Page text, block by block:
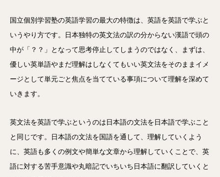
国立個別学習塾の英語学習の最大の特徴は、英語を英語で学ぶと
いうやり方です。日本独特の英文法の訳の分からない漢語で頭の
中が「？？」となって思考停止してしまうのではなく、まずは、
優しい英単語やまだ理解はしなくてもいい英文法をそのままイメ
ージとして単元ごと焦点を当てている事項について理解を深めて
いきます。
英文法を英語で学ぶというのは日本語の文法を日本語で学ぶこと
と同じです。日本語の文法を国語を通して、理解していくよう
に、英語も多くの例文や簡単な文章から理解していくことで、英
語に対する苦手意識や丸暗記でいちいち日本語に翻訳していくと